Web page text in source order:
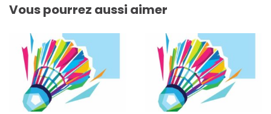
Vous pourrez aussi aimer